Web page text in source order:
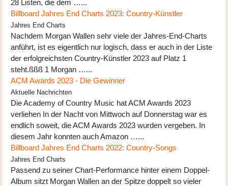
28 Listen, die dem …...
Billboard Jahres End Charts 2023: Country-Künstler
Jahres End Charts
Nachdem Morgan Wallen sehr viele der Jahres-End-Charts
anführt, ist es eigentlich nur logisch, dass er auch in der Liste
der erfolgreichsten Country-Künstler 2023 auf Platz 1
steht.ßßß 1 Morgan …...
ACM Awards 2023 - Die Gewinner
Aktuelle Nachrichten
Die Academy of Country Music hat ACM Awards 2023
verliehen In der Nacht von Mittwoch auf Donnerstag war es
endlich soweit, die ACM Awards 2023 wurden vergeben. In
diesem Jahr konnten auch Amazon …...
Billboard Jahres End Charts 2022: Country-Songs
Jahres End Charts
Passend zu seiner Chart-Performance hinter einem Doppel-
Album sitzt Morgan Wallen an der Spitze doppelt so vieler